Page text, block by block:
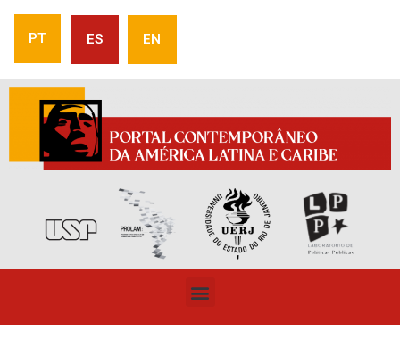
PT ES EN